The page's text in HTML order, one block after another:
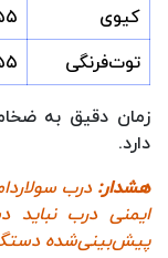
کیوی
۵۵ تا
توت‌فرنگی
۵۵ تا
زمان دقیق به
دارد.
هشدار:درب
ایمنی درب
پیش‌بینی‌شده